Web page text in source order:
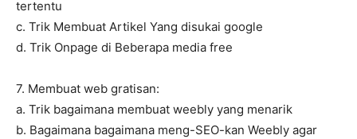
tertentu
c. Trik Membuat Artikel Yang disukai google
d. Trik Onpage di Beberapa media free
7. Membuat web gratisan:
a. Trik bagaimana membuat weebly yang menarik
b. Bagaimana bagaimana meng-SEO-kan Weebly agar